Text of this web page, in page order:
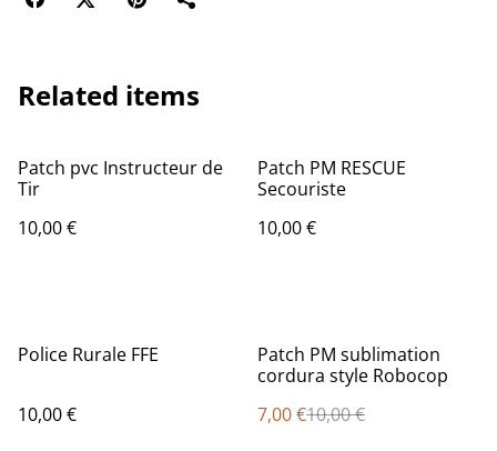
Related items
Patch pvc Instructeur de
Tir
10,00 €
Patch PM RESCUE
Secouriste
10,00 €
Police Rurale FFE
10,00 €
%
Patch PM sublimation
cordura style Robocop
7,00 €10,00 €